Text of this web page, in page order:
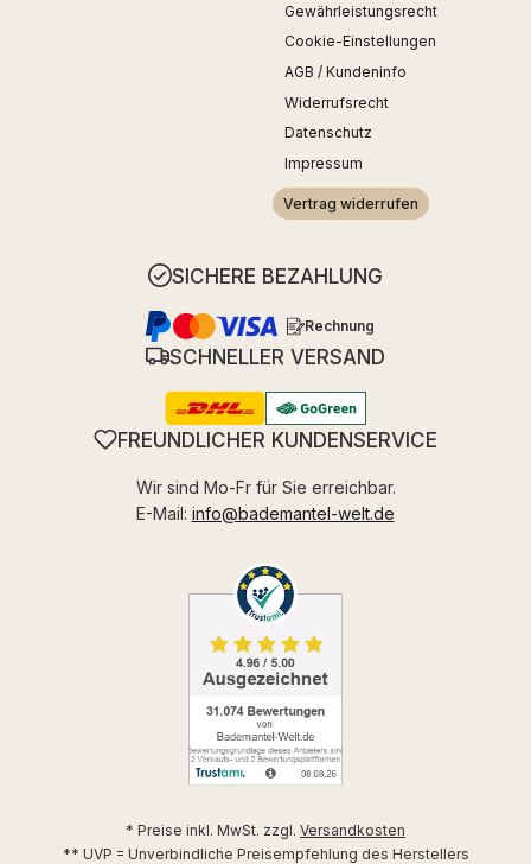
Gewährleistungsrecht
Cookie-Einstellungen
AGB / Kundeninfo
Widerrufsrecht
Datenschutz
Impressum
Vertrag widerrufen
SICHERE BEZAHLUNG
Rechnung
SCHNELLER VERSAND
FREUNDLICHER KUNDENSERVICE
Wir sind Mo-Fr für Sie erreichbar.
E-Mail: info@bademantel-welt.de
* Preise inkl. MwSt. zzgl. Versandkosten
** UVP = Unverbindliche Preisempfehlung des Herstellers